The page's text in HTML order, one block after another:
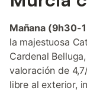
Mañana (9h30-
la majestuosa
Cardenal
valoración de
libre al exterior,